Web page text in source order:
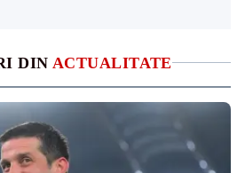
DIN ACTUALITATE